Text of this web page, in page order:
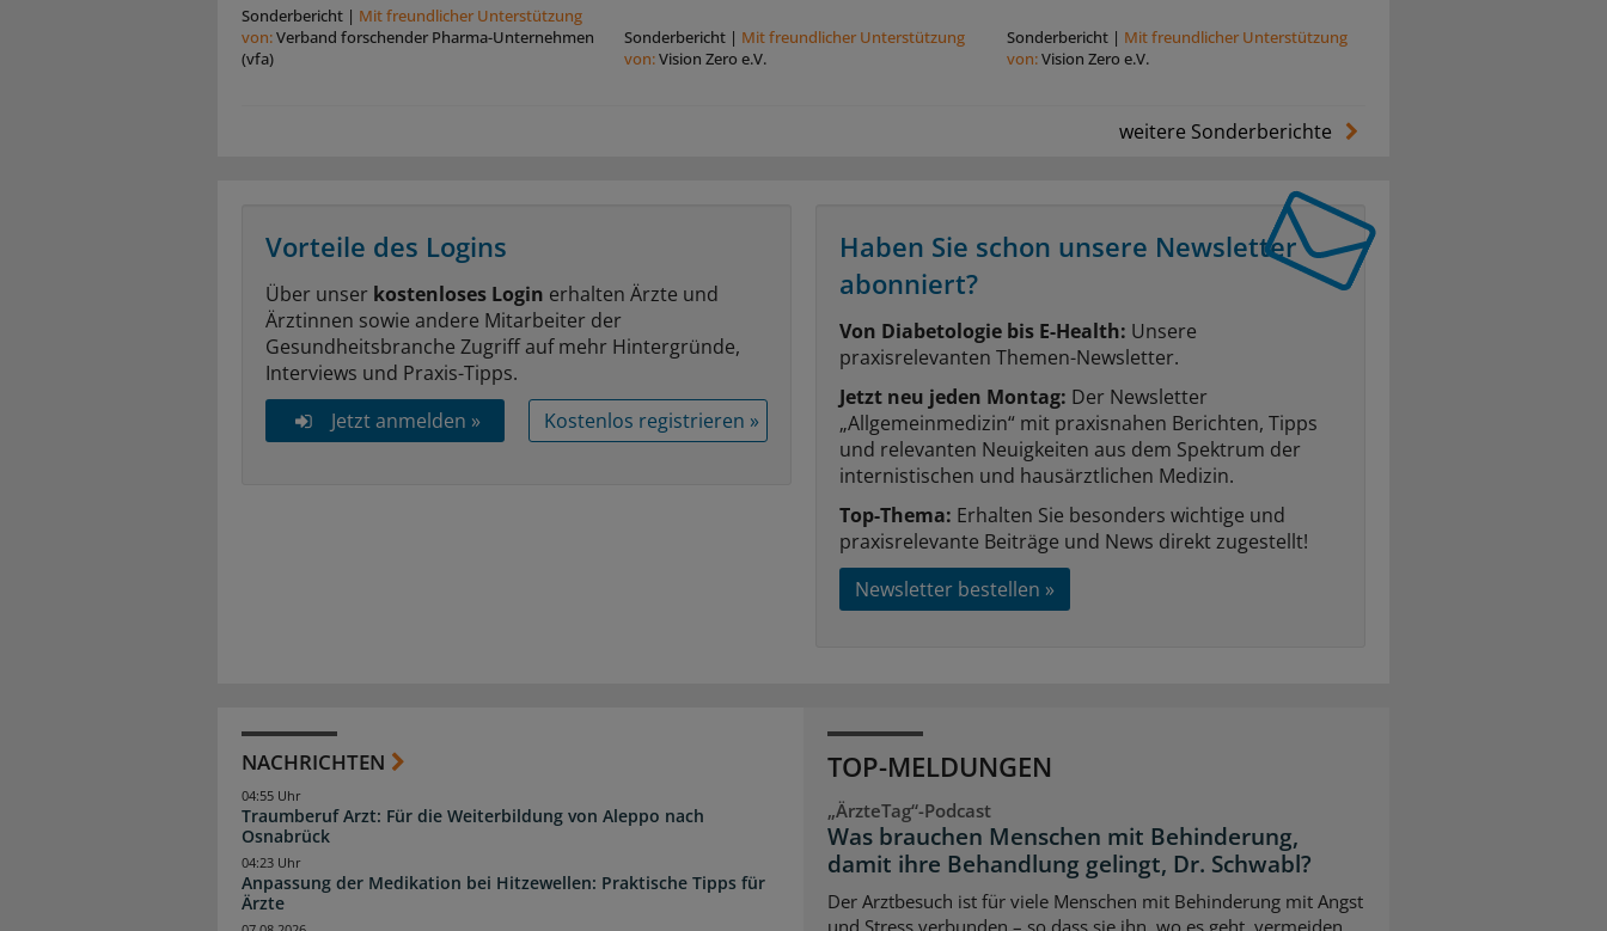
Sonderbericht | Mit freundlicher Unterstützung
von:Verband forschender Pharma-Unternehmen
(vfa)
Sonderbericht| Mit freundlicher Unterstützung
von:Vision Zero e.V.
Sonderbericht| Mit freundlicher Unterstützung
von:Vision Zero e.V.
weitere Sonderberichte
Vorteile des Logins
Über unser kostenloses Login erhalten Ärzte und
Ärztinnen sowie andere Mitarbeiter der
Gesundheitsbranche Zugriff auf mehr Hintergründe,
Interviews und Praxis-Tipps.
Jetzt anmelden »
Kostenlos registrieren »
Haben Sie schon unsere Newsletter
abonniert?
Von Diabetologie bis E-Health: Unsere
praxisrelevanten Themen-Newsletter.
Jetzt neu jeden Montag: Der Newsletter
„Allgemeinmedizin“ mit praxisnahen Berichten, Tipps
und relevanten Neuigkeiten aus dem Spektrum der
internistischen und hausärztlichen Medizin.
Top-Thema: Erhalten Sie besonders wichtige und
praxisrelevante Beiträge und News direkt zugestellt!
Newsletter bestellen »
NACHRICHTEN
Traumberuf Arzt: Für die Weiterbildung von Aleppo nach
Osnabrück
04:55 Uhr
Anpassung der Medikation bei Hitzewellen: Praktische Tipps für
Ärzte
04:23 Uhr
TOP-MELDUNGEN
„ÄrzteTag“-Podcast
Was brauchen Menschen mit Behinderung,
damit ihre Behandlung gelingt, Dr. Schwabl?
Der Arztbesuch ist für viele Menschen mit Behinderung mit Angst